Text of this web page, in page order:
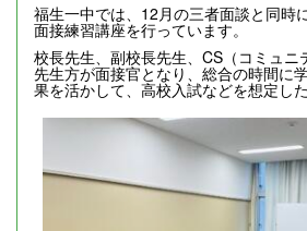
福生一中では、12月の三者面談と同時
面接練習講座を行っています。
校長先生、副校長先生、CS（コミュニ
先生方が面接官となり、総合の時間に
果を活かして、高校入試などを想定し